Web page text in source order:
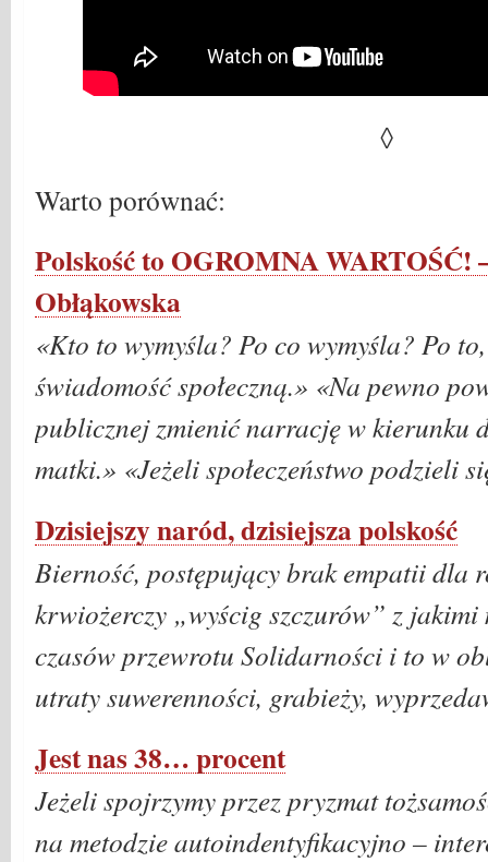
◊
Warto porównać:
Polskość to OGROMNA WARTOŚĆ!
Obłąkowska
«Kto to wymyśla? Po co wymyśla? Po
świadomość społeczną.» «Na pewno
publicznej zmienić narrację w kierunku
matki.» «Jeżeli społeczeństwo podzieli
Dzisiejszy naród, dzisiejsza polskość
Bierność, postępujący brak empatii dla
krwiożerczy „wyścig szczurów” z
czasów przewrotu Solidarności i to w
utraty suwerenności, grabieży,
Jest nas 38… procent
Jeżeli spojrzymy przez pryzmat
na metodzie autoindentyfikacyjno –